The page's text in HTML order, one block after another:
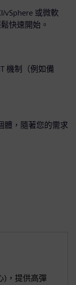
vSphere 或微軟
快速開始。
機制（例如備
體，隨著您的需求
)，提供高彈